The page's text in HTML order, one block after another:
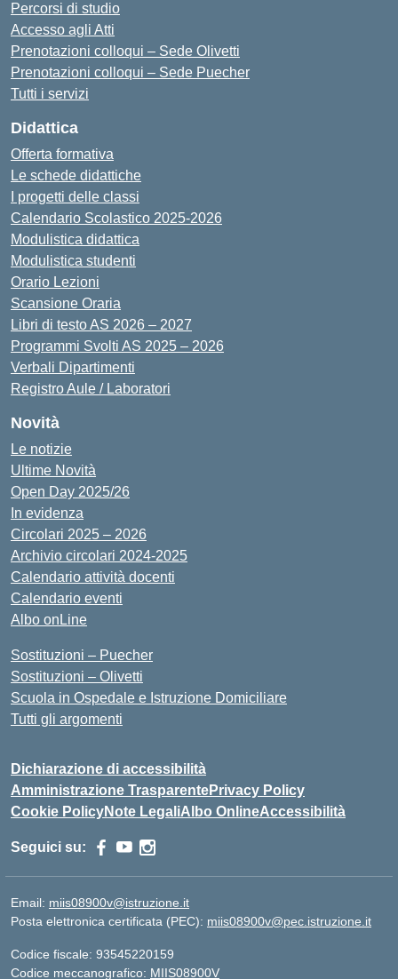
Percorsi di studio
Accesso agli Atti
Prenotazioni colloqui – Sede Olivetti
Prenotazioni colloqui – Sede Puecher
Tutti i servizi
Didattica
Offerta formativa
Le schede didattiche
I progetti delle classi
Calendario Scolastico 2025-2026
Modulistica didattica
Modulistica studenti
Orario Lezioni
Scansione Oraria
Libri di testo AS 2026 – 2027
Programmi Svolti AS 2025 – 2026
Verbali Dipartimenti
Registro Aule / Laboratori
Novità
Le notizie
Ultime Novità
Open Day 2025/26
In evidenza
Circolari 2025 – 2026
Archivio circolari 2024-2025
Calendario attività docenti
Calendario eventi
Albo onLine
Sostituzioni – Puecher
Sostituzioni – Olivetti
Scuola in Ospedale e Istruzione Domiciliare
Tutti gli argomenti
Dichiarazione di accessibilità
Amministrazione TrasparentePrivacy Policy
Cookie PolicyNote LegaliAlbo OnlineAccessibilità
Seguici su:
Email: miis08900v@istruzione.it
Posta elettronica certificata (PEC): miis08900v@pec.istruzione.it
Codice fiscale: 93545220159
Codice meccanografico: MIIS08900V